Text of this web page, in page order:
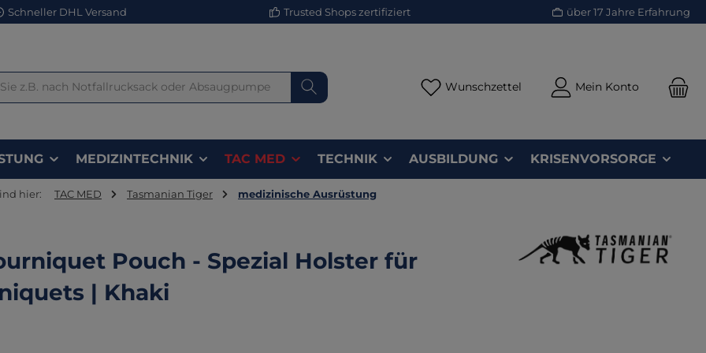
Schneller DHL Versand Trusted Shops zertifiziert über 17 Jahre Erfahrung
Wunschzettel Du hast 0 Produkte auf dem
Mein Konto
MEDIZINTECHNIK TAC MED TECHNIK AUSBILDUNG KRISENVORSORGE
hier: TAC MED Tasmanian Tiger medizinische Ausrüstung
Pouch - Spezial Holster für
| Khaki